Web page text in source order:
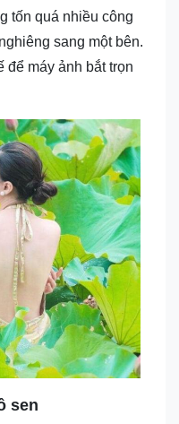
tốn quá nhiều công
sang một bên.
máy ảnh bắt trọn
sen